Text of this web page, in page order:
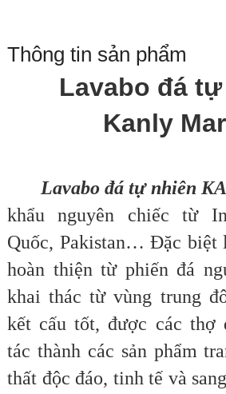
Thông tin sản phẩm
Lavabo đá
Kanly
Lavabo đá tự nhiên
khẩu nguyên chiếc từ
Quốc, Pakistan… Đặc biệt
hoàn thiện từ phiến đá
khai thác từ vùng trung
kết cấu tốt, được các thợ
tác thành các sản phẩm
thất độc đáo, tinh tế và